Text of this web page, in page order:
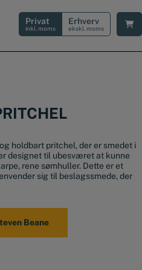
Privat
inkl. moms
Erhverv
ekskl. moms
holdbart pritchel, der er smedet i
designet til ubesværet at kunne
rene sømhuller. Dette er et
sig til beslagssmede, der
udstyr.
Uanset om du fremstiller sko til
at lave et ekstra sømhul i en
er Beanie Flat Pritchel det ideelle
gør den velegnet til alle tænkelige
Beane